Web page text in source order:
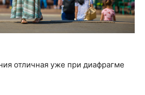
отличная уже при диафрагме